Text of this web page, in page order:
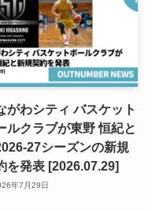
がわシティ バスケット
ルクラブが東野 恒紀と
27シーズンの新規
を発表 [2026.07.29]
年7月29日